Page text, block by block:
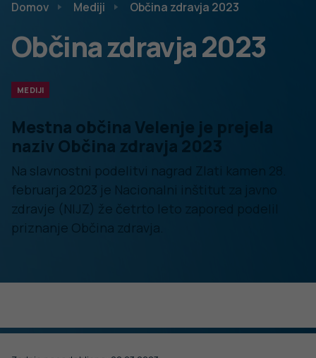
Vabljeni na Festival duševnega zdravja.
prihodnosti, ki bo polno življenja in dobre energije, še bolj
moderno, z dovolj delovnih mest in stanovanj za vse
generacije ter s še boljšimi pogoji za ustvarjalno in
aktivno preživljanje prostega časa.
Več o postopku izbora Občine zdravja in zmagovalcih iz
tukaj
regijskih zmagovalkah – prejemnicah nagrad Zlati kamen
pa preberitetukaj.